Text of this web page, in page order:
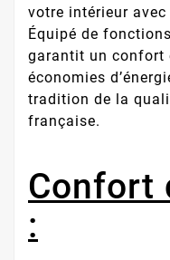
votre intérieur
Équipé de
garantit un confort
économies
tradition de la
française.
Confort
: